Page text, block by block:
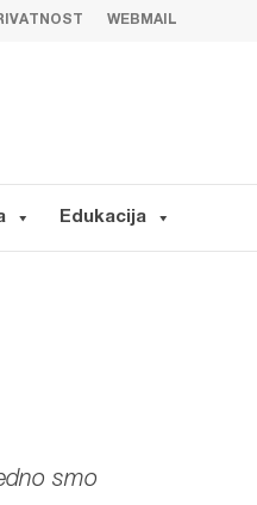
WEBMAIL
Edukacija
smo